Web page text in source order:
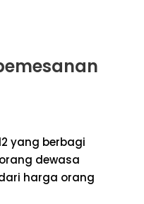
yang berbagi
dewasa
harga orang